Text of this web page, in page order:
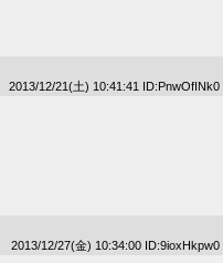
2013/12/21(土) 10:41:41 ID:PnwOfINk0
2013/12/27(金) 10:34:00 ID:9ioxHkpw0